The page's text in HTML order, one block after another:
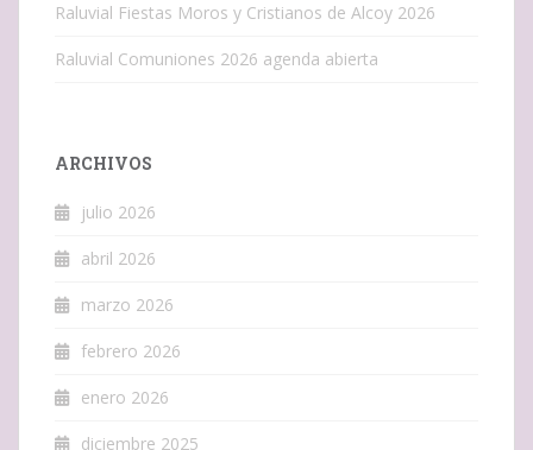
Raluvial Fiestas Moros y Cristianos de Alcoy 2026
Raluvial Comuniones 2026 agenda abierta
ARCHIVOS
julio 2026
abril 2026
marzo 2026
febrero 2026
enero 2026
diciembre 2025